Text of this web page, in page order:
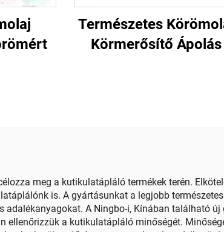
Természetes
Körmerősítő Ápolás
meg a kutikulatápláló termékek terén.
is. A gyártásunkat a legjobb
A Ningbo-i, Kínában található
a kutikulatápláló minőségét.